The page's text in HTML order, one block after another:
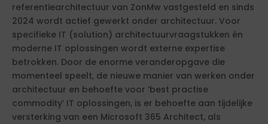
referentiearchitectuur van ZonMw vastgesteld en sinds
2024 wordt actief gewerkt onder architectuur. Voor
specifieke IT (solution) architectuurvraagstukken én
moderne IT oplossingen wordt externe expertise
betrokken. Door de enorme veranderopgave die
momenteel speelt, de nieuwe manier van werken onder
architectuur en behoefte voor ‘best practise
commodity’ IT oplossingen, is er behoefte aan tijdelijke
versterking van een Microsoft 365 Architect, als